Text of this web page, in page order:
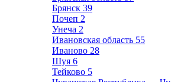
Брянск 39
Почеп 2
Унеча 2
Ивановская область 55
Иваново 28
Шуя 6
Тейково 5